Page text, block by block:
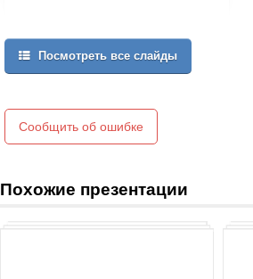
Посмотреть все слайды
Сообщить об ошибке
Похожие презентации